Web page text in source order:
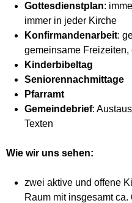
Gottesdienstplan:
immer in jeder Kirche
Konfirmandenarbeit:
gemeinsame
Kinderbibeltag
Seniorennachmittage
Pfarramt
Gemeindebrief:
Texten
Wie wir uns sehen:
zwei aktive und offene
Raum mit insgesamt